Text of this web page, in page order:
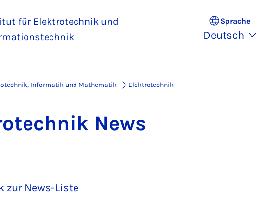
für Elektrotechnik und
Sprache
Deutsch
Informatik und Mathematik Elektrotechnik
News
zur News-Liste